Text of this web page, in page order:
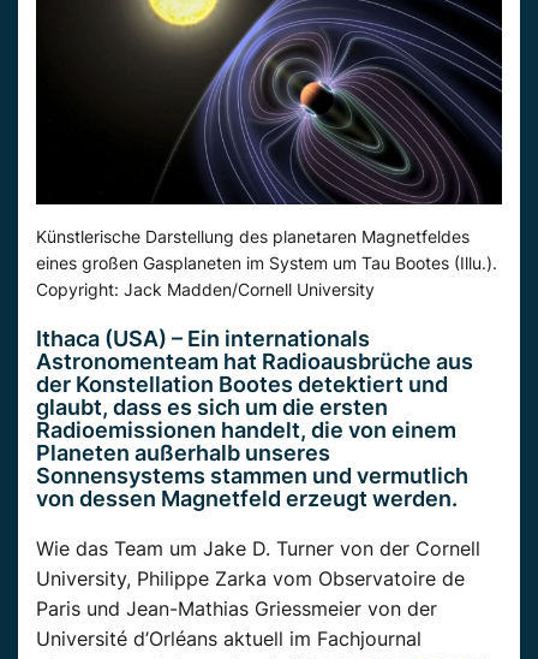
Künstlerische Darstellung des planetaren Magnetfeldes
eines großen Gasplaneten im System um Tau Bootes (Illu.).
Copyright: Jack Madden/Cornell University
Ithaca (USA) – Ein internationals
Astronomenteam hat Radioausbrüche aus
der Konstellation Bootes detektiert und
glaubt, dass es sich um die ersten
Radioemissionen handelt, die von einem
Planeten außerhalb unseres
Sonnensystems stammen und vermutlich
von dessen Magnetfeld erzeugt werden.
Wie das Team um Jake D. Turner von der Cornell
University, Philippe Zarka vom Observatoire de
Paris und Jean-Mathias Griessmeier von der
Université d’Orléans aktuell im Fachjournal